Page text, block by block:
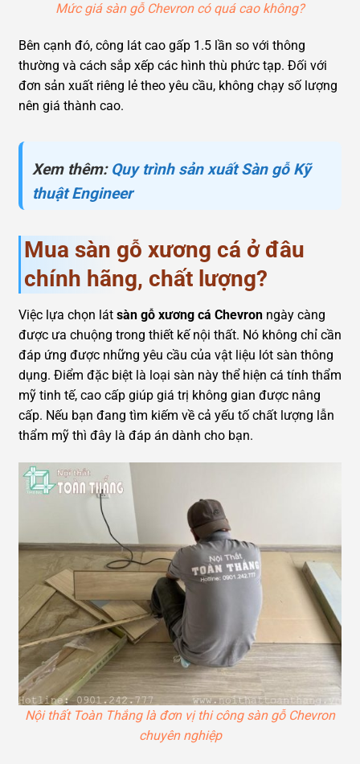
Mức giá sàn gỗ Chevron có quá cao không?
Bên cạnh đó, công lát cao gấp 1.5 lần so với thông
thường và cách sắp xếp các hình thù phức tạp. Đối với
đơn sản xuất riêng lẻ theo yêu cầu, không chạy số lượng
nên giá thành cao.
Xem thêm: Quy trình sản xuất Sàn gỗ Kỹ
thuật Engineer
Mua sàn gỗ xương cá ở đâu
chính hãng, chất lượng?
Việc lựa chọn lát sàn gỗ xương cá Chevron ngày càng
được ưa chuộng trong thiết kế nội thất. Nó không chỉ cần
đáp ứng được những yêu cầu của vật liệu lót sàn thông
dụng. Điểm đặc biệt là loại sàn này thể hiện cá tính thẩm
mỹ tinh tế, cao cấp giúp giá trị không gian được nâng
cấp. Nếu bạn đang tìm kiếm về cả yếu tố chất lượng lẫn
thẩm mỹ thì đây là đáp án dành cho bạn.
Nội thất Toàn Thắng là đơn vị thi công sàn gỗ Chevron
chuyên nghiệp